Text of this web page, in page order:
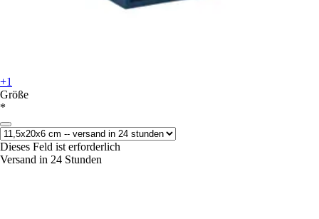
+1
Größe
*
Dieses Feld ist erforderlich
Versand in 24 Stunden